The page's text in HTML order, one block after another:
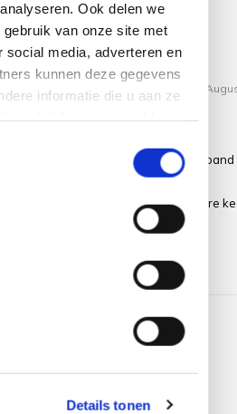
Ook delen we
van onze site met
social media, adverteren en
kunnen deze gegevens
informatie die u aan ze
Details tonen
2 reviews
2022
een
Gepost door:
op 27
2021
Jammer dat er geen
Kussens schuiven er iedere